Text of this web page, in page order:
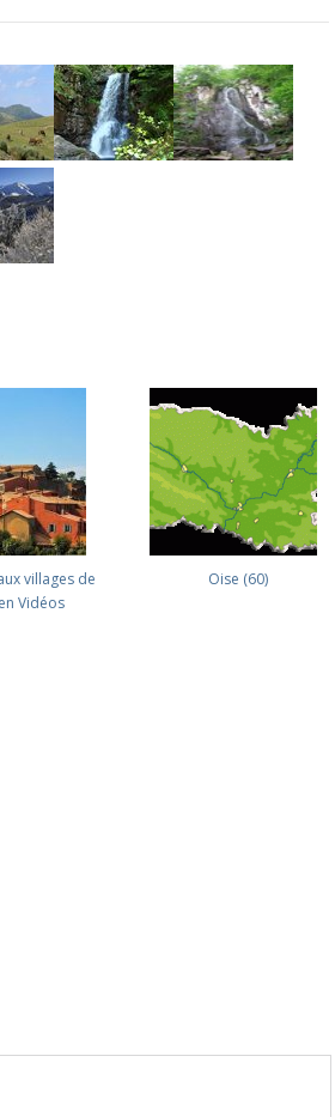
villages de
Vidéos
Oise (60)